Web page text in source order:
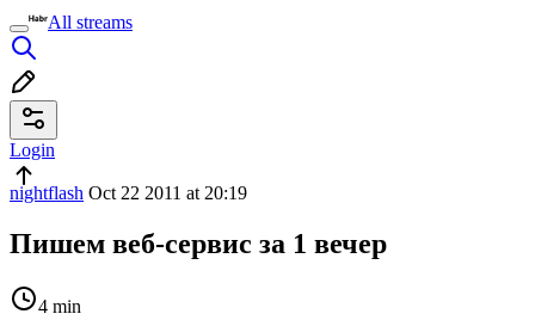
All streams
Login
nightflash Oct 22 2011 at 20:19
Пишем веб-сервис за 1 вечер
4 min